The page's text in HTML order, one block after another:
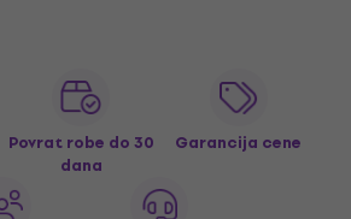
Povrat robe do 30
dana
Garancija cene